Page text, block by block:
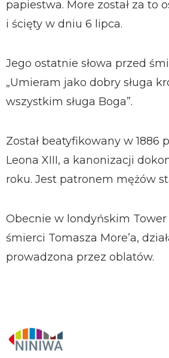
papiestwa. More został za to
i ścięty w dniu 6 lipca.
Jego ostatnie słowa przed
„Umieram jako dobry sługa
wszystkim sługa Boga”.
Został beatyfikowany w 1886
Leona XIII, a kanonizacji
roku. Jest patronem mężów
Obecnie w londyńskim Tower
śmierci Tomasza More’a,
prowadzona przez oblatów.